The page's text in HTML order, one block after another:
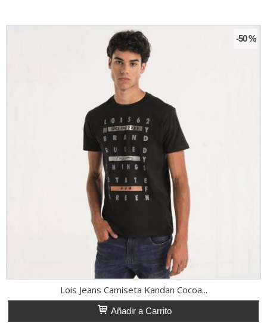
-50 %
Lois Jeans Camiseta Kandan Cocoa...
Añadir a Carrito